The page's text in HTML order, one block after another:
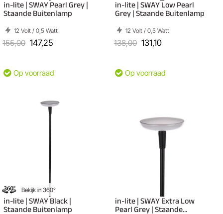
in-lite | SWAY Pearl Grey |
Staande Buitenlamp
12 Volt / 0,5 Watt
155,00 147,25
Op voorraad
in-lite | SWAY Low Pearl
Grey | Staande Buitenlamp
12 Volt / 0,5 Watt
138,00 131,10
Op voorraad
Bekijk in 360°
in-lite | SWAY Black |
Staande Buitenlamp
in-lite | SWAY Extra Low
Pearl Grey | Staande